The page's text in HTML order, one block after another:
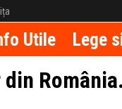
Utile Lege